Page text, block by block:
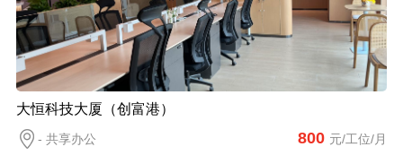
大恒科技大厦（创富港）
- 共享办公 800 元/工位/月